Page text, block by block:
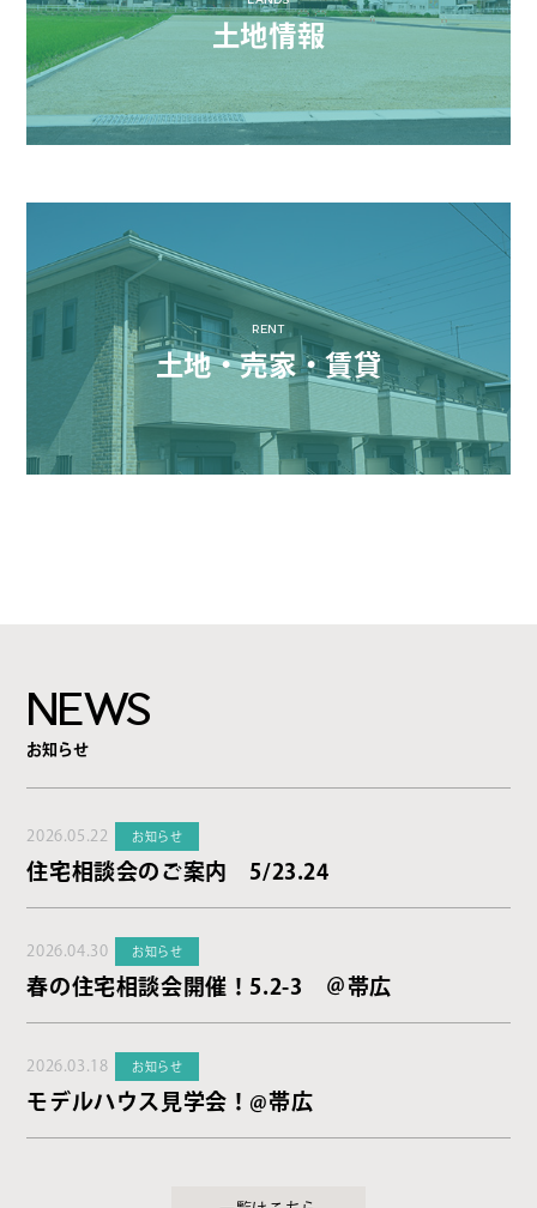
土地情報
RENT
土地・売家・賃貸
NEWS
お知らせ
2026.05.22 お知らせ
住宅相談会のご案内 5/23.24
2026.04.30 お知らせ
春の住宅相談会開催！5.2-3 ＠帯広
2026.03.18 お知らせ
モデルハウス見学会！@帯広